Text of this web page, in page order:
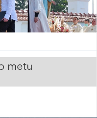
metu